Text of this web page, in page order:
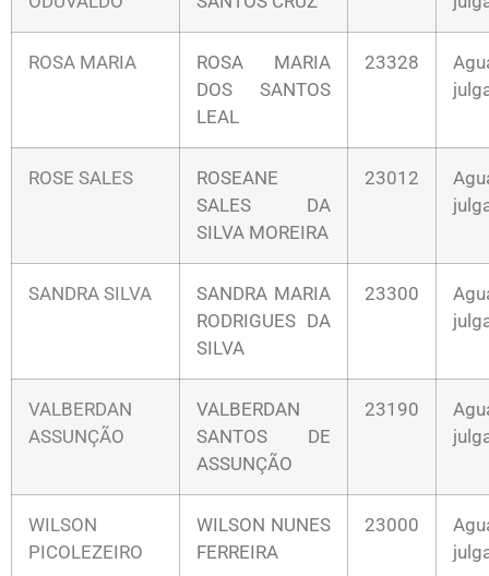
ROSA MARIA
ROSA MARIA
DOS SANTOS
LEAL
23328
ROSE SALES
ROSEANE
SALES DA
SILVA MOREIRA
23012
SANDRA SILVA
SANDRA MARIA
RODRIGUES DA
SILVA
23300
VALBERDAN
ASSUNÇÃO
VALBERDAN
SANTOS DE
ASSUNÇÃO
23190
WILSON
PICOLEZEIRO
WILSON NUNES
FERREIRA
23000